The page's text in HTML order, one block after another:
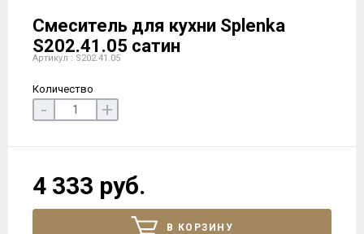
Смеситель для кухни Splenka
S202.41.05 сатин
Артикул : S202.41.05
Количество
- +
4 333 руб.
В КОРЗИНУ